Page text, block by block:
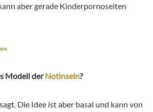
aber gerade Kinderpornoseiten
Modell derNotinseln?
Die Idee ist aber basal und kann von